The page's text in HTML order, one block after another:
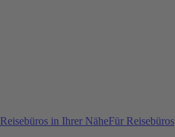
Reisebüros in Ihrer NäheFür Reisebüros